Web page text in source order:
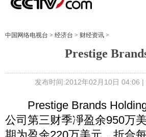
中国网络电视台 > 经济台 > 财经资讯 >
Prestige
发布时间:2012年02月10日 04:06 |
Prestige Brands
公司第三财季凈盈余950万